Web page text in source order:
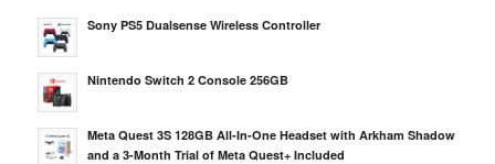
Sony PS5 Dualsense Wireless Controller
Nintendo Switch 2 Console 256GB
Meta Quest 3S 128GB All-In-One Headset with Arkham Shadow
and a 3-Month Trial of Meta Quest+ Included